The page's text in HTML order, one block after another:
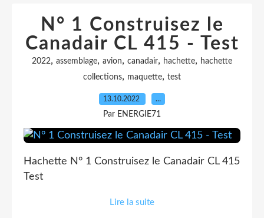
N° 1 Construisez le
Canadair CL 415 - Test
2022, assemblage, avion, canadair, hachette, hachette
collections, maquette, test
13.10.2022 …
Par ENERGIE71
Hachette N° 1 Construisez le Canadair CL 415
Test
Lire la suite